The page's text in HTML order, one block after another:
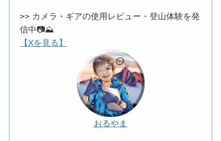
>> カメラ・ギアの使用レビュー・登山体験を発
信中📷️⛰️
【Xを見る】
おるやま